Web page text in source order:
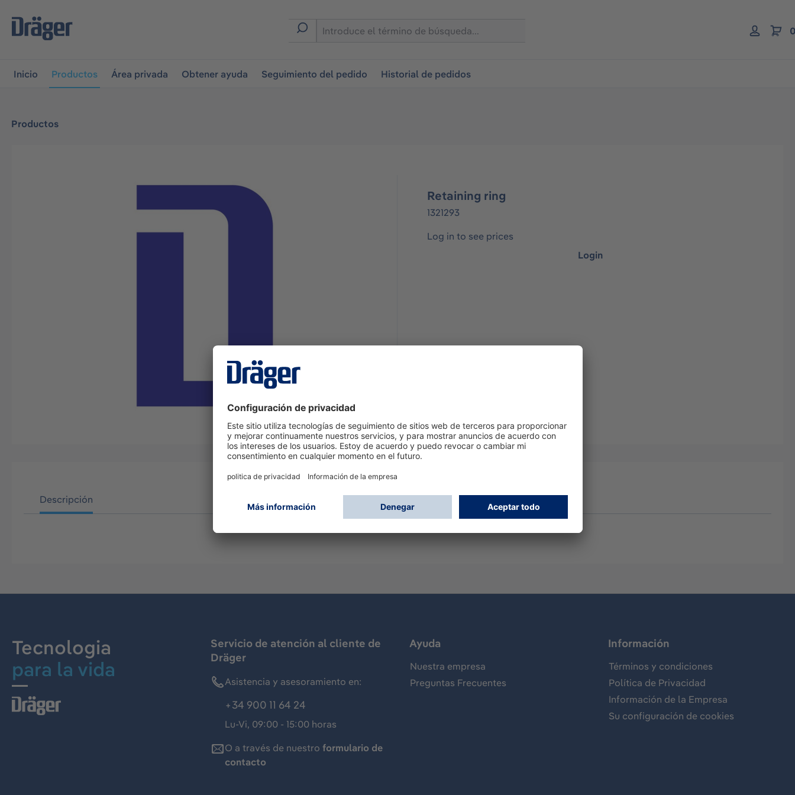
la navegación principal
Inicio Productos Área privada Obtener ayuda Seguimiento del pedido Historial de pedidos
Productos
Retaining ring
1321293
Log in to see prices
Login
Descripción
Tecnologia
para la vida
Servicio de atención al cliente de
Dräger
Asistencia y asesoramiento en:
+34 900 11 64 24
Lu-Vi, 09:00 - 15:00 horas
O a través de nuestro formulario de
contacto
Ayuda
Nuestra empresa
Preguntas Frecuentes
Información
Términos y condiciones
Política de Privacidad
Información de la Empresa
Su configuración de cookies